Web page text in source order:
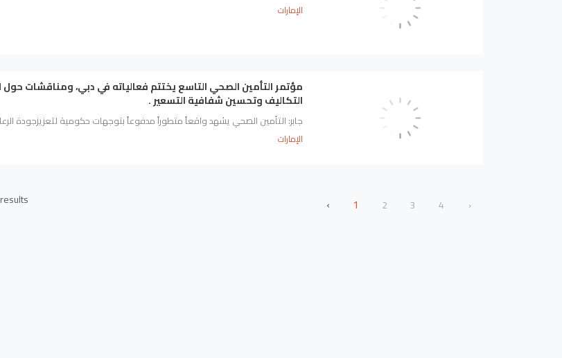
الإمارات
مؤتمر التأمين الصحي التاسع يختتم فعالياته في دبي، ومناقشات
التكاليف وتحسين شفافية التسعير .
جابر: التأمين الصحي يشهد واقعاً متطوراً مدفوعاً بتوجهات حكومية لتعزيزجودة
الإمارات
results ‹ 1 2 3 4 ›